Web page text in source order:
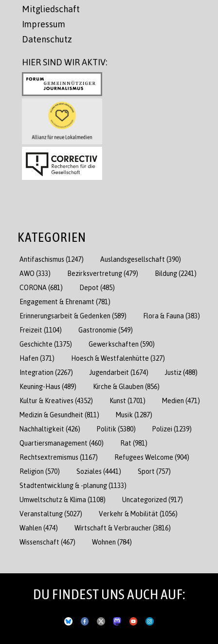
Mitgliedschaft
Impressum
Datenschutz
HIER SIND WIR AKTIV:
KATEGORIEN
Antifaschismus (1247) Auslandsgesellschaft (390)
AWO (333) Bezirksvertretung(479) Bildung(2241)
CORONA (681) Depot (485)
Engagement & Ehrenamt (781)
Erinnerungsarbeit & Gedenken (589) Flora & Fauna (383)
Freizeit (1104) Gastronomie (549)
Geschichte (1375) Gewerkschaften (590)
Hafen (371) Hoesch & Westfalenhütte (327)
Integration (2267) Jugendarbeit (1674) Justiz(488)
Keuning-Haus (489) Kirche & Glauben (856)
Kultur & Kreatives (4352) Kunst (1701) Medien (471)
Medizin & Gesundheit (811) Musik (1287)
Nachhaltigkeit (426) Politik (5380) Polizei (1239)
Quartiersmanagement (460) Rat (981)
Rechtsextremismus (1167) Refugees Welcome (904)
Religion (570) Soziales (4441) Sport (757)
Stadtentwicklung & -planung(1133)
Umweltschutz & Klima (1108) Uncategorized (917)
Veranstaltung(5027) Verkehr & Mobilität (1056)
Wahlen (474) Wirtschaft & Verbraucher(3816)
Wissenschaft (467) Wohnen (784)
DU FINDEST UNS AUCH AUF: